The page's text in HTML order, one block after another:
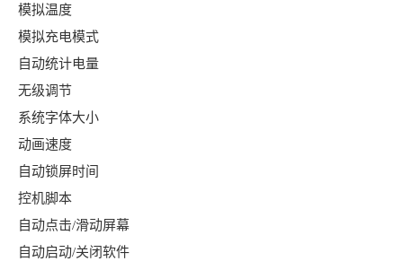
模拟温度
模拟充电模式
自动统计电量
无级调节
系统字体大小
动画速度
自动锁屏时间
控机脚本
自动点击/滑动屏幕
自动启动/关闭软件